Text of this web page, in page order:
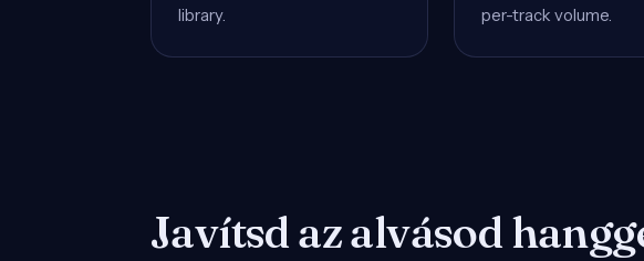
library.
per-track volume.
Javítsd az alvásod